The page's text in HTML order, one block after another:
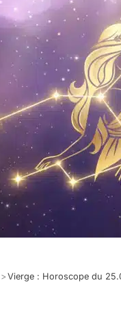
>Vierge : Horoscope du